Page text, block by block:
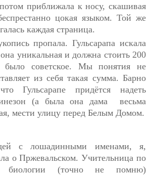
приближала к носу, скашивая
цокая языком. Той же
каждая страница.
пропала. Гульсарапа искала
уникальная и должна стоить 200
было советское. Мы понятия не
из себя такая сумма. Барно
Гульсарапе придётся надеть
(а была она дама весьма
мести улицу перед Белым Домом.
с лошадинными именами, я,
о Пржевальском. Учительница по
биологии (точно не помню)